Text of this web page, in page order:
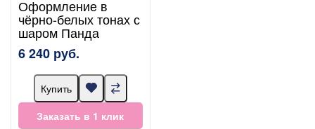
Оформление в
чёрно-белых тонах с
шаром Панда
6 240 руб.
Купить
Заказать в 1 клик